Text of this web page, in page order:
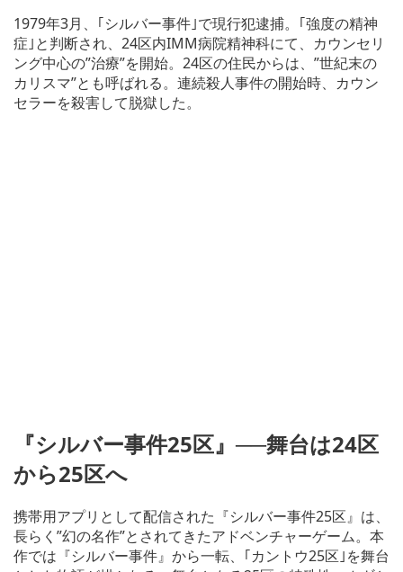
1979年3月、｢シルバー事件｣で現行犯逮捕。｢強度の精神
症｣と判断され、24区内IMM病院精神科にて、カウンセリ
ング中心の”治療”を開始。24区の住民からは、”世紀末の
カリスマ”とも呼ばれる。連続殺人事件の開始時、カウン
セラーを殺害して脱獄した。
『シルバー事件25区』──舞台は24区
から25区へ
携帯用アプリとして配信された『シルバー事件25区』は、
長らく”幻の名作”とされてきたアドベンチャーゲーム。本
作では『シルバー事件』から一転、｢カントウ25区｣を舞台